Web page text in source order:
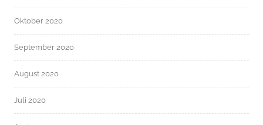
Oktober 2020
September 2020
August 2020
Juli 2020